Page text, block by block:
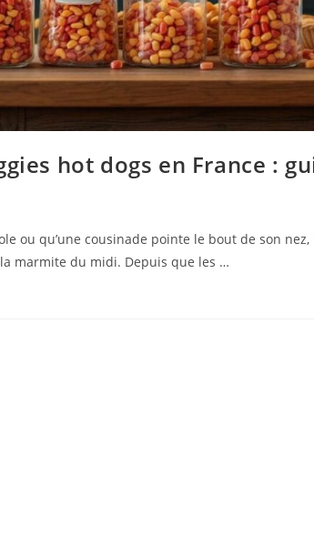
hot dogs en France :
ou qu’une cousinade pointe le bout de son
marmite du midi. Depuis que les …